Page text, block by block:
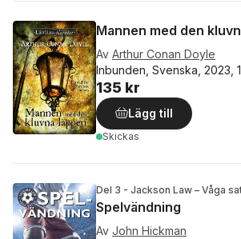
Mannen med den
Av Arthur Conan Doyle
Inbunden, Svenska, 2023,
135 kr
Lägg till
Skickas
Del 3 - Jackson Law – Våga
Spelvändning
Av John Hickman